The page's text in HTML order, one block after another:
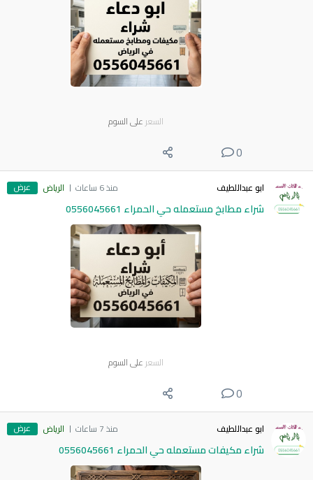
السعر على السوم
0
ابو عبداللطيف منذ 6 ساعات الرياض عرض
شراء مطابخ مستعمله حي الحمراء 0556045661
السعر على السوم
0
ابو عبداللطيف منذ 7 ساعات الرياض عرض
شراء مكيفات مستعمله حي الحمراء 0556045661